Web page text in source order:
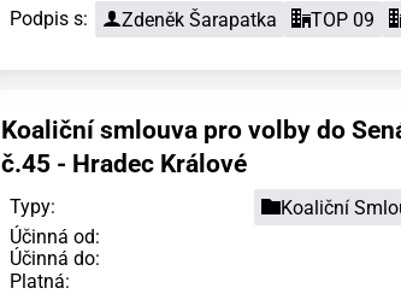
Podpis s:
Zdeněk Šarapatka TOP 09
Koaliční smlouva pro volby do
č.45 - Hradec Králové
Typy: Koaliční
Účinná od:
Účinná do:
Platná: